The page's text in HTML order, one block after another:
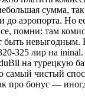
сумма,
до аэропорта. Но
помни: там
быть невыгодным.
325 лир на
на турецкую
самый чистый
про бонус —